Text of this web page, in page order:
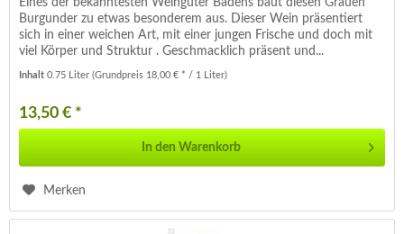
Burgunder zu etwas besonderem aus. Dieser Wein präsentiert
sich in einer weichen Art, mit einer jungen Frische und doch mit
viel Körper und Struktur . Geschmacklich präsent und...
Inhalt0.75 Liter(Grundpreis 18,00 € * / 1 Liter)
13,50 € *
In den Warenkorb
Merken